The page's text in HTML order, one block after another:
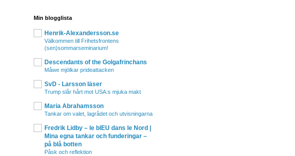
Min blogglista
Henrik-Alexandersson.se
Välkommen till Frihetsfrontens
(sen)sommarseminarium!
Descendants of the Golgafrinchans
Måwe mjölkar prideattacken
SvD - Larsson läser
Trump slår hårt mot USA:s mjuka makt
Maria Abrahamsson
Tankar om valet, lagrådet och utvisningarna
Fredrik Lidby – le blEU dans le Nord |
Mina egna tankar och funderingar –
på blå botten
Påsk och reflektion